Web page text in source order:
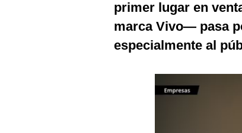
primer lugar en
marca Vivo— pasa
especialmente al